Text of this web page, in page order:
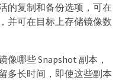
的复制和备份选项，可在
并可在目标上存储镜像数
哪些 Snapshot 副本，
多长时间，即使这些副本